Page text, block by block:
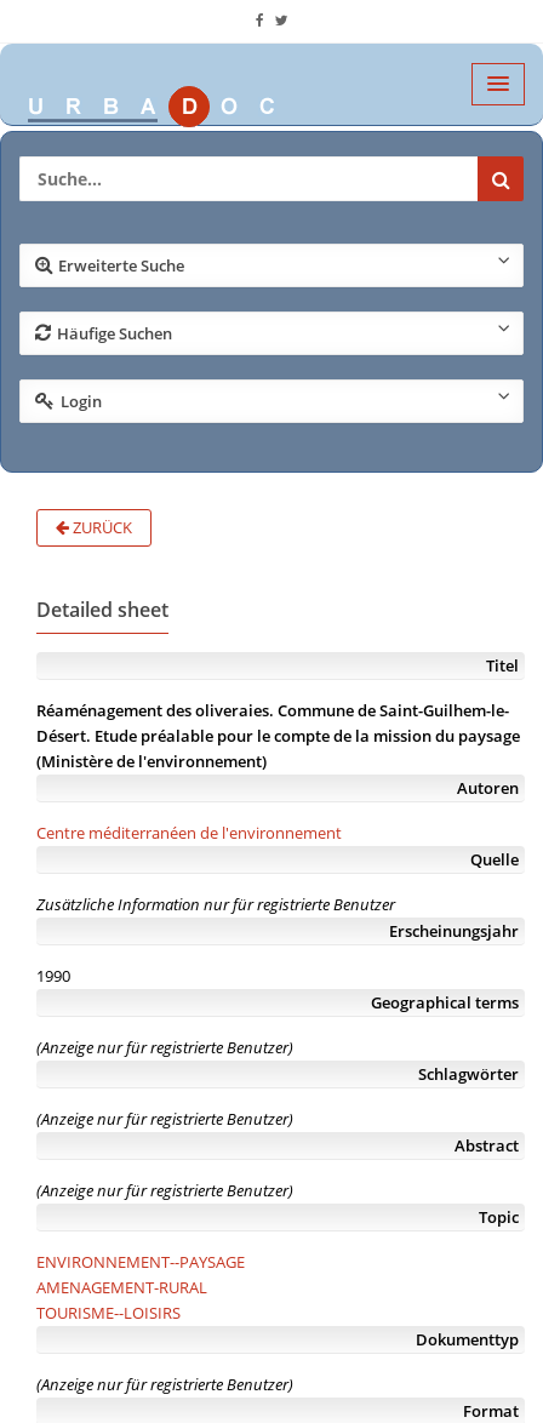
Erweiterte Suche
Häufige Suchen
Login
ZURÜCK
Detailed sheet
Titel
Réaménagement des oliveraies. Commune de Saint-Guilhem-le-
Désert. Etude préalable pour le compte de la mission du paysage
(Ministère de l'environnement)
Autoren
Centre méditerranéen de l'environnement
Quelle
Zusätzliche Information nur für registrierte Benutzer
Erscheinungsjahr
1990
Geographical terms
(Anzeige nur für registrierte Benutzer)
Schlagwörter
(Anzeige nur für registrierte Benutzer)
Abstract
(Anzeige nur für registrierte Benutzer)
Topic
ENVIRONNEMENT--PAYSAGE
AMENAGEMENT-RURAL
TOURISME--LOISIRS
Dokumenttyp
(Anzeige nur für registrierte Benutzer)
Format